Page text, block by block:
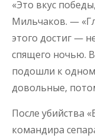
«Это вкус
Мильчаков. —
этого достиг —
спящего ночью.
подошли к
довольные,
После убийства
командира